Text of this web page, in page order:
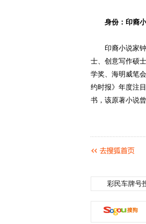
身份：印裔小
印裔小说家钟
士、创意写作硕
学奖、海明威笔
约时报》年度注
书，该原著小说
彩民车牌号